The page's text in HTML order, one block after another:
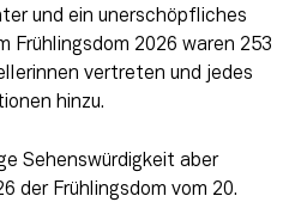
und ein unerschöpfliches
Frühlingsdom 2026 waren 253
vertreten und jedes
hinzu.
Sehenswürdigkeit aber
der Frühlingsdom vom 20.